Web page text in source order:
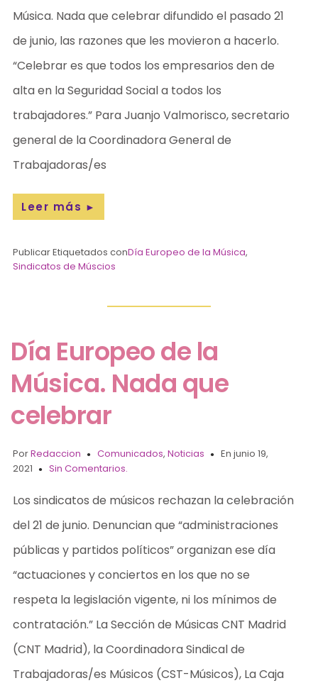
Música. Nada que celebrar difundido el pasado 21
de junio, las razones que les movieron a hacerlo.
“Celebrar es que todos los empresarios den de
alta en la Seguridad Social a todos los
trabajadores.” Para Juanjo Valmorisco, secretario
general de la Coordinadora General de
Trabajadoras/es
Leer más ►
Publicar Etiquetados conDía Europeo de la Música,
Sindicatos de Múscios
Día Europeo de la
Música. Nada que
celebrar
PorRedaccion Comunicados,Noticias
En junio 19,
2021
Sin Comentarios.
Los sindicatos de músicos rechazan la celebración
del 21 de junio. Denuncian que “administraciones
públicas y partidos políticos” organizan ese día
“actuaciones y conciertos en los que no se
respeta la legislación vigente, ni los mínimos de
contratación.” La Sección de Músicas CNT Madrid
(CNT Madrid), la Coordinadora Sindical de
Trabajadoras/es Músicos (CST-Músicos), La Caja